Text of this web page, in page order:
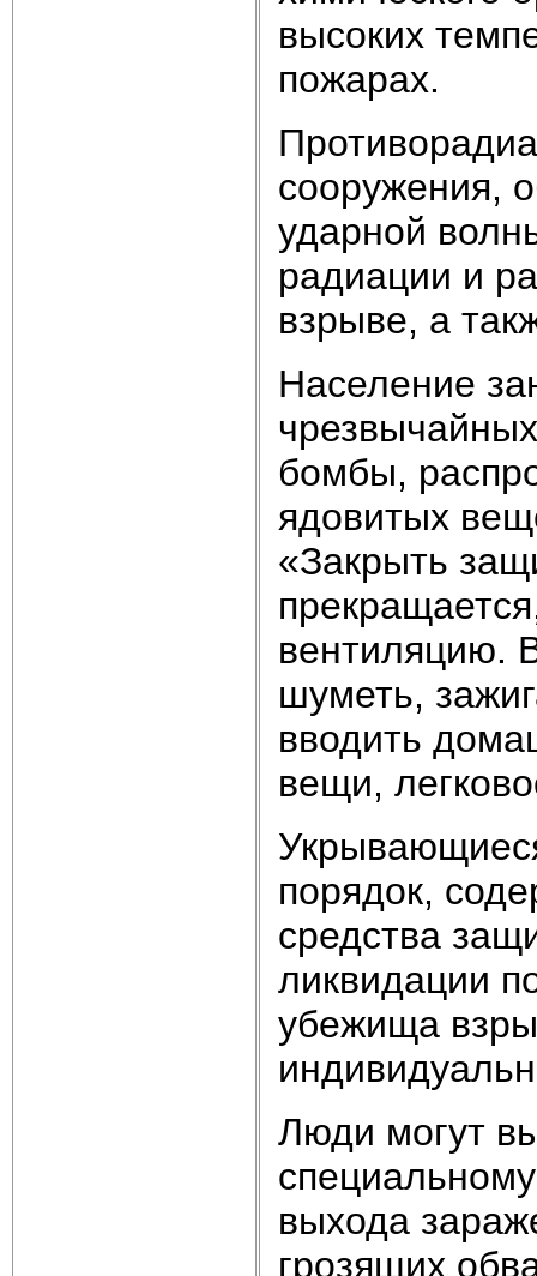
высоких
пожарах.
сооружения,
ударной
радиации и
взрыве, а
Население
бомбы,
ядовитых
«Закрыть
вентиляцию.
шуметь,
вводить
вещи,
порядок,
средства
ликвидации
убежища
Люди могут
выхода
грозящих